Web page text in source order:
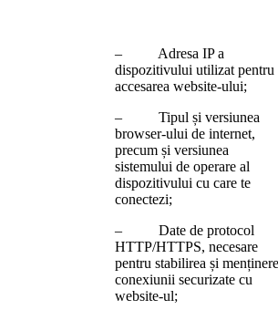
– Adresa IP a
dispozitivului utilizat pentru
accesarea website-ului;
– Tipul și versiunea
browser-ului de internet,
precum și versiunea
sistemului de operare al
dispozitivului cu care te
conectezi;
– Date de protocol
HTTP/HTTPS, necesare
pentru stabilirea și
conexiunii securizate cu
website-ul;